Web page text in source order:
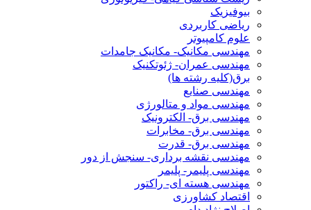
بیوفیزیک
ریاضی کاربردی
علوم کامپیوتر
مهندسی مکانیک- مکانیک جامدات
مهندسی عمران- ژئوتکنیک
برق(کلیه رشته ها)
مهندسی صنایع
مهندسی مواد و متالورژی
مهندسی برق- الکترونیک
مهندسی برق- مخابرات
مهندسی برق- قدرت
مهندسی نقشه برداری- سنجش از دور
مهندسی پلیمر- پلیمر
مهندسی هسته ای- راکتور
اقتصاد کشاورزی